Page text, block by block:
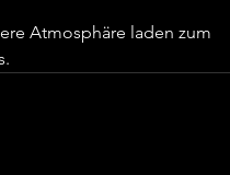
Atmosphäre laden zum